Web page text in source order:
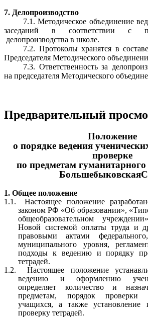
7. Делопроизводство
7.1. Методическое объединение
заседаний в соответствии с
делопроизводства в школе.
7.2. Протоколы хранятся в
Председателя Методического
7.3. Ответственность за
на председателя Методического
Предварительный
Положение
о порядке ведения
проверке
по предметам
1. Общее положение
1.1.
Настоящее положение
законом РФ «Об образовании»,
общеобразовательном
Новой системой оплаты труда и
правовыми актами
муниципального уровня,
подходы к ведению и порядку
тетрадей.
1.2.
Настоящее положение
ведению и оформлению
определяет количество и
предметам, порядок проверки
учащихся, а также установление
проверку тетрадей.